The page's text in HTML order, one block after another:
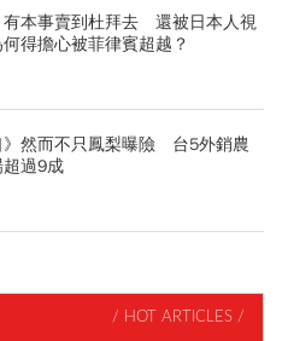
有本事賣到杜拜去 還被日本人視
得擔心被菲律賓超越？
》然而不只鳳梨曝險 台5外銷農
過9成
/ HOT ARTICLES /